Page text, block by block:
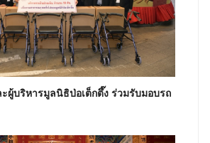
ผู้บริหารมูลนิธิป่อเต็กตึ๊ง ร่วมรับมอบรถ